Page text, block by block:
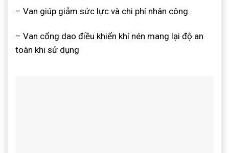
– Van giúp giảm sức lực và chi phí nhân công.
– Van cổng dao điều khiển khí nén mang lại độ an
toàn khi sử dụng